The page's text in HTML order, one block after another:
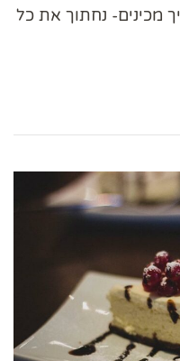
זית איך מכינים- נחתוך את כל